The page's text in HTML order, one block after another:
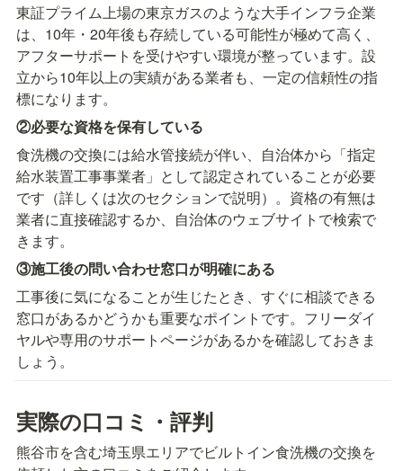
東証プライム上場の東京ガスのような大手インフラ企業
は、10年・20年後も存続している可能性が極めて高く、
アフターサポートを受けやすい環境が整っています。設
立から10年以上の実績がある業者も、一定の信頼性の指
標になります。
②必要な資格を保有している
食洗機の交換には給水管接続が伴い、自治体から「指定
給水装置工事事業者」として認定されていることが必要
です（詳しくは次のセクションで説明）。資格の有無は
業者に直接確認するか、自治体のウェブサイトで検索で
きます。
③施工後の問い合わせ窓口が明確にある
工事後に気になることが生じたとき、すぐに相談できる
窓口があるかどうかも重要なポイントです。フリーダイ
ヤルや専用のサポートページがあるかを確認しておきま
しょう。
実際の口コミ・評判
熊谷市を含む埼玉県エリアでビルトイン食洗機の交換を